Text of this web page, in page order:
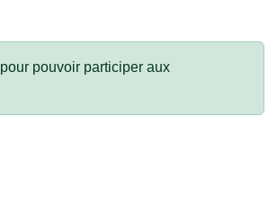
pour pouvoir participer aux